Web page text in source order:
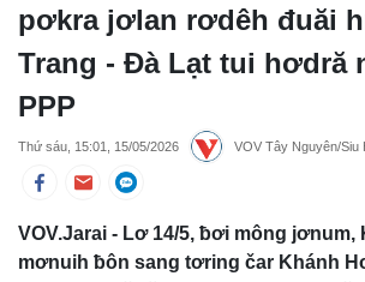
pơkra jơlan rơdêh đuăi
Trang - Đà Lạt tui hơdră
PPP
Thứ sáu, 15:01, 15/05/2026 VOV Tây Nguyên/Siu
VOV.Jarai - Lơ 14/5, ƀơi mông jơnum,
mơnuih ƀôn sang tơring čar Khánh